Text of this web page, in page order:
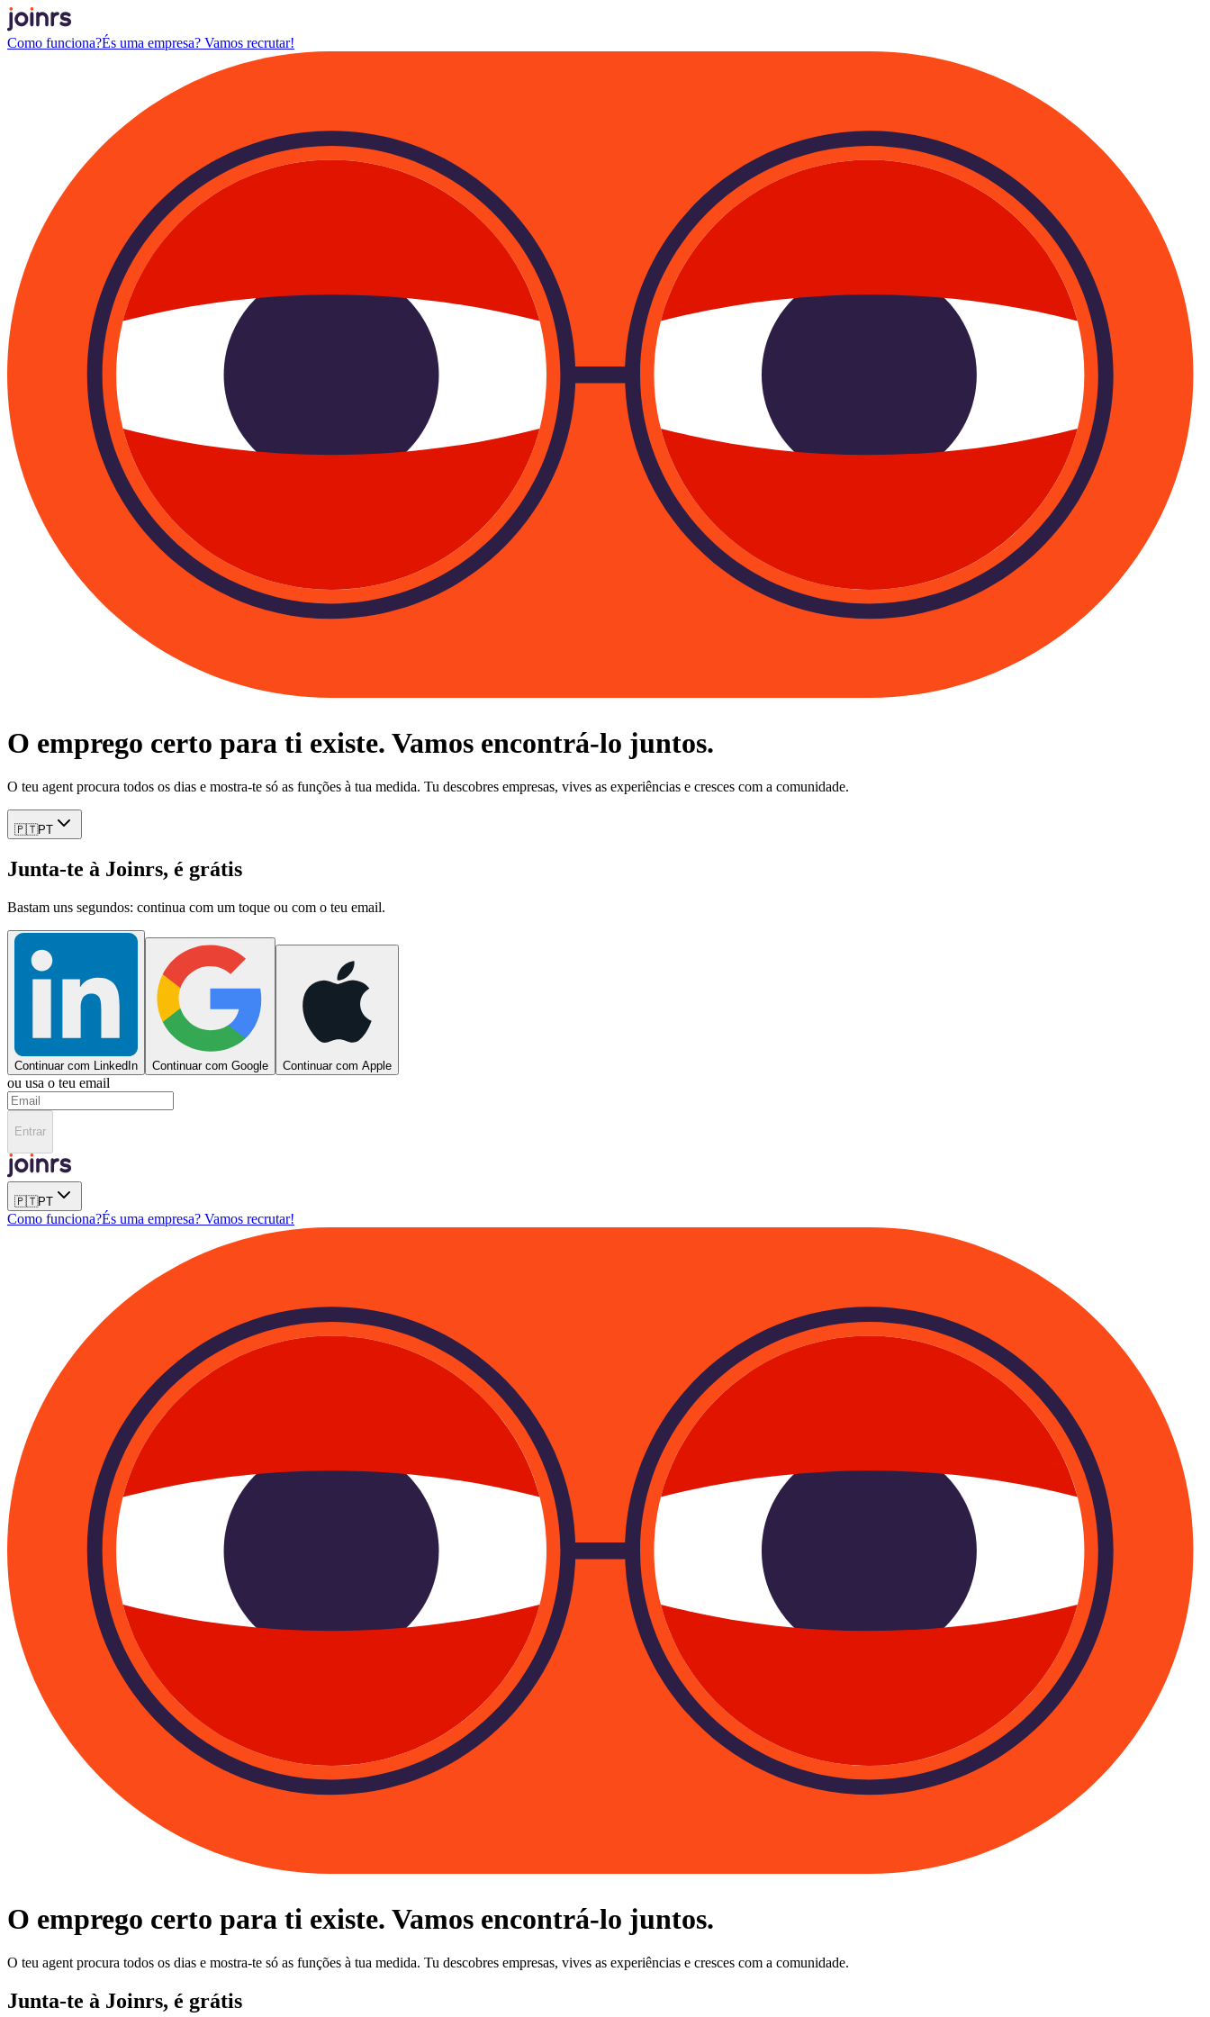
Como funciona?És uma empresa? Vamos recrutar!
O emprego certo para ti existe. Vamos encontrá-lo juntos.
O teu agent procura todos os dias e mostra-te só as funções à tua medida. Tu descobres empresas, vives as experiências e cresces com a comunidade.
🇵🇹PT
Junta-te à Joinrs, é grátis
Bastam uns segundos: continua com um toque ou com o teu email.
Continuar com LinkedIn Continuar com Google Continuar com Apple
ou usa o teu email
Entrar
🇵🇹PT
Como funciona?És uma empresa? Vamos recrutar!
O emprego certo para ti existe. Vamos encontrá-lo juntos.
O teu agent procura todos os dias e mostra-te só as funções à tua medida. Tu descobres empresas, vives as experiências e cresces com a comunidade.
Junta-te à Joinrs, é grátis